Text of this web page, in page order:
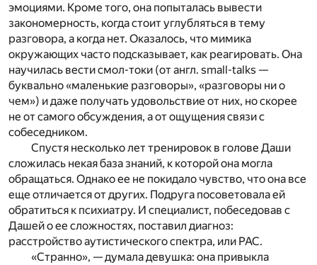
эмоциями. Кроме того, она попыталась вывести
закономерность, когда стоит углубляться в тему
разговора, а когда нет. Оказалось, что мимика
окружающих часто подсказывает, как реагировать. Она
научилась вести смол-токи (от англ. small-talks —
буквально «маленькие разговоры», «разговоры ни о
чем») и даже получать удовольствие от них, но скорее
не от самого обсуждения, а от ощущения связи с
собеседником.
Спустя несколько лет тренировок в голове Даши
сложилась некая база знаний, к которой она могла
обращаться. Однако ее не покидало чувство, что она все
еще отличается от других. Подруга посоветовала ей
обратиться к психиатру. И специалист, побеседовав с
Дашей о ее сложностях, поставил диагноз:
расстройство аутистического спектра, или РАС.
«Странно», — думала девушка: она привыкла